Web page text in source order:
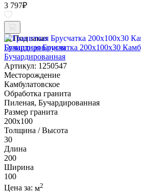
3 797₽
Под заказ
Гранитная Брусчатка 200х100x30
Бучардированная
Артикул: 1250547
Месторождение
Камбулатовское
Обработка гранита
Пиленая, Бучардированная
Размер гранита
200х100
Толщина / Высота
30
Длина
200
Ширина
100
Цена за: м2